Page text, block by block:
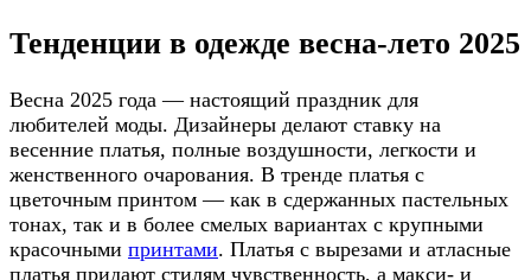
Тенденции в одежде весна-лето 2025
Весна 2025 года — настоящий праздник для
любителей моды. Дизайнеры делают ставку на
весенние платья, полные воздушности, легкости и
женственного очарования. В тренде платья с
цветочным принтом — как в сдержанных пастельных
тонах, так и в более смелых вариантах с крупными
красочными принтами. Платья с вырезами и атласные
платья придают стилям чувственность, а макси- и